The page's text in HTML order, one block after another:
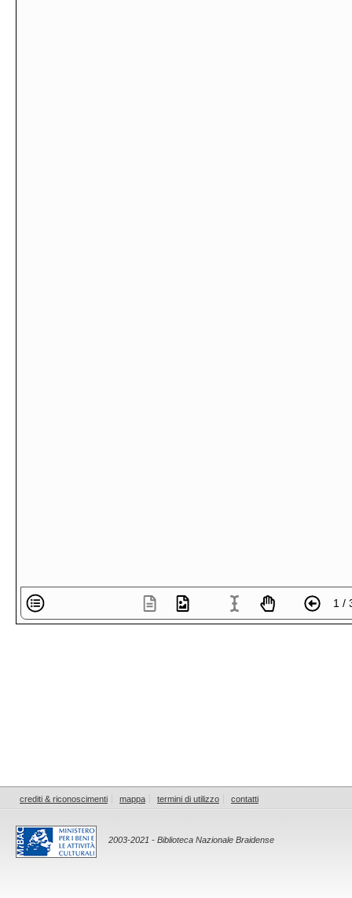
1 /
crediti & riconoscimenti mappa termini di utilizzo contatti
2003-2021 - Biblioteca Nazionale Braidense